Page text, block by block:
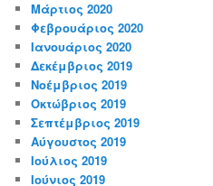
Μάρτιος 2020
Φεβρουάριος 2020
Ιανουάριος 2020
Δεκέμβριος 2019
Νοέμβριος 2019
Οκτώβριος 2019
Σεπτέμβριος 2019
Αύγουστος 2019
Ιούλιος 2019
Ιούνιος 2019